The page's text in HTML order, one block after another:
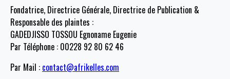
Fondatrice, Directrice Générale, Directrice de Publication &
Responsable des plaintes :
GADEDJISSO TOSSOU Egnoname Eugenie
Par Téléphone : 00228 92 80 62 46
Par Mail : contact@afrikelles.com